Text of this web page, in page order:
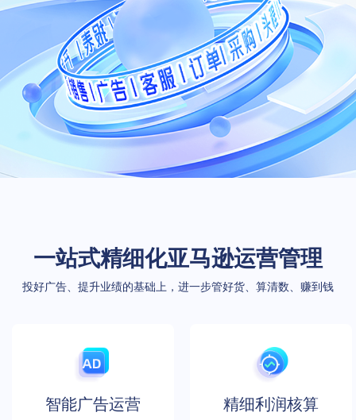
一站式精细化亚马逊运营管理
投好广告、提升业绩的基础上，进一步管好货、算清数、赚到钱
智能广告运营 精细利润核算